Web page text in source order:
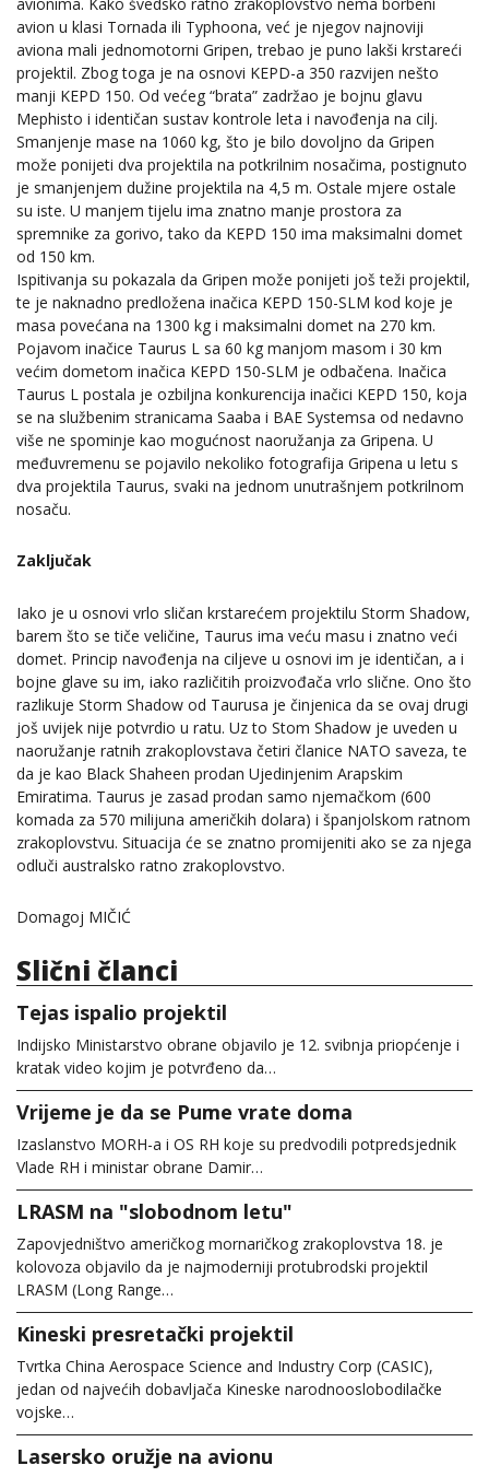
avion u klasi Tornada ili Typhoona, već je njegov najnoviji
aviona mali jednomotorni Gripen, trebao je puno lakši krstareći
projektil. Zbog toga je na osnovi KEPD-a 350 razvijen nešto
manji KEPD 150. Od većeg “brata” zadržao je bojnu glavu
Mephisto i identičan sustav kontrole leta i navođenja na cilj.
Smanjenje mase na 1060 kg, što je bilo dovoljno da Gripen
može ponijeti dva projektila na potkrilnim nosačima, postignuto
je smanjenjem dužine projektila na 4,5 m. Ostale mjere ostale
su iste. U manjem tijelu ima znatno manje prostora za
spremnike za gorivo, tako da KEPD 150 ima maksimalni domet
od 150 km.
Ispitivanja su pokazala da Gripen može ponijeti još teži projektil,
te je naknadno predložena inačica KEPD 150-SLM kod koje je
masa povećana na 1300 kg i maksimalni domet na 270 km.
Pojavom inačice Taurus L sa 60 kg manjom masom i 30 km
većim dometom inačica KEPD 150-SLM je odbačena. Inačica
Taurus L postala je ozbiljna konkurencija inačici KEPD 150, koja
se na službenim stranicama Saaba i BAE Systemsa od nedavno
više ne spominje kao mogućnost naoružanja za Gripena. U
međuvremenu se pojavilo nekoliko fotografija Gripena u letu s
dva projektila Taurus, svaki na jednom unutrašnjem potkrilnom
nosaču.
Zaključak
Iako je u osnovi vrlo sličan krstarećem projektilu Storm Shadow,
barem što se tiče veličine, Taurus ima veću masu i znatno veći
domet. Princip navođenja na ciljeve u osnovi im je identičan, a i
bojne glave su im, iako različitih proizvođača vrlo slične. Ono što
razlikuje Storm Shadow od Taurusa je činjenica da se ovaj drugi
još uvijek nije potvrdio u ratu. Uz to Stom Shadow je uveden u
naoružanje ratnih zrakoplovstava četiri članice NATO saveza, te
da je kao Black Shaheen prodan Ujedinjenim Arapskim
Emiratima. Taurus je zasad prodan samo njemačkom (600
komada za 570 milijuna američkih dolara) i španjolskom ratnom
zrakoplovstvu. Situacija će se znatno promijeniti ako se za njega
odluči australsko ratno zrakoplovstvo.
Domagoj MIČIĆ
Slični članci
Tejas ispalio projektil
Indijsko Ministarstvo obrane objavilo je 12. svibnja priopćenje i
kratak video kojim je potvrđeno da…
Vrijeme je da se Pume vrate doma
Izaslanstvo MORH-a i OS RH koje su predvodili potpredsjednik
Vlade RH i ministar obrane Damir…
LRASM na "slobodnom letu"
Zapovjedništvo američkog mornaričkog zrakoplovstva 18. je
kolovoza objavilo da je najmoderniji protubrodski projektil
LRASM (Long Range…
Kineski presretački projektil
Tvrtka China Aerospace Science and Industry Corp (CASIC),
jedan od najvećih dobavljača Kineske narodnooslobodilačke
vojske…
Lasersko oružje na avionu